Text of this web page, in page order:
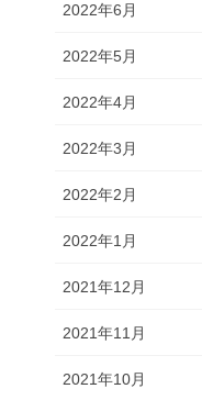
2022年6月
2022年5月
2022年4月
2022年3月
2022年2月
2022年1月
2021年12月
2021年11月
2021年10月